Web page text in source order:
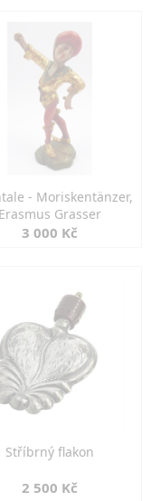
- Moriskentänzer,
Erasmus Grasser
3 000 Kč
Stříbrný flakon
2 500 Kč